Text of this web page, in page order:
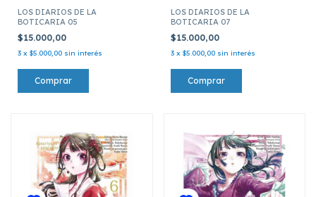
LOS DIARIOS DE LA
BOTICARIA 05
$15.000,00
3 x $5.000,00 sin interés
LOS DIARIOS DE LA
BOTICARIA 07
$15.000,00
3 x $5.000,00 sin interés